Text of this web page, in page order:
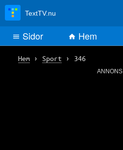
Hem› Sport › 346
ANNONS
TextTV.nu
Sidor Hem